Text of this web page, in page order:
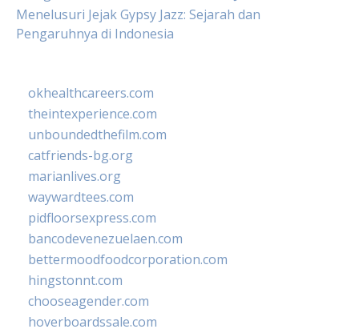
Menelusuri Jejak Gypsy Jazz: Sejarah dan
Pengaruhnya di Indonesia
okhealthcareers.com
theintexperience.com
unboundedthefilm.com
catfriends-bg.org
marianlives.org
waywardtees.com
pidfloorsexpress.com
bancodevenezuelaen.com
bettermoodfoodcorporation.com
hingstonnt.com
chooseagender.com
hoverboardssale.com